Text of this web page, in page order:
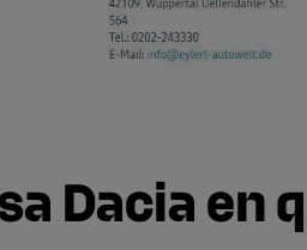
Dacia en